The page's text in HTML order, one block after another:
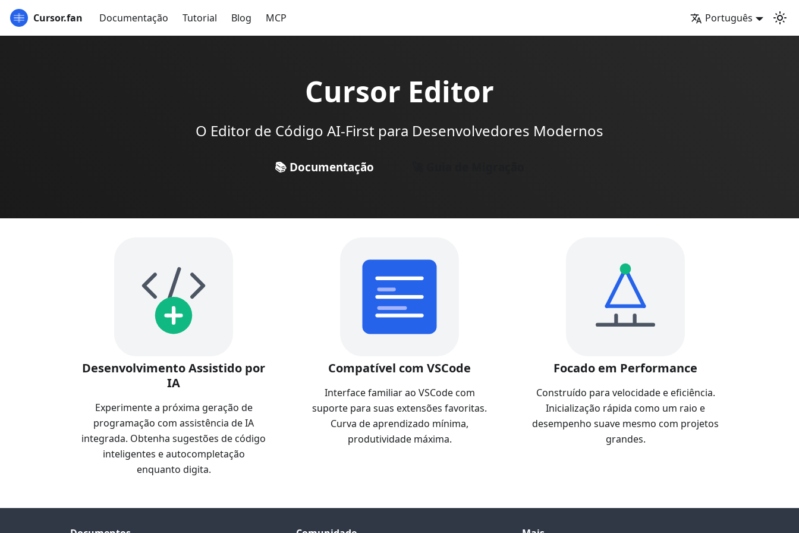
Cursor.fan Documentação Tutorial Blog MCP Português
Cursor Editor
O Editor de Código AI-First para Desenvolvedores Modernos
📚 Documentação
Desenvolvimento Assistido por
IA
Experimente a próxima geração de
programação com assistência de IA
integrada. Obtenha sugestões de código
inteligentes e autocompletação
enquanto digita.
Compatível com VSCode
Interface familiar ao VSCode com
suporte para suas extensões favoritas.
Curva de aprendizado mínima,
produtividade máxima.
Focado em Performance
Construído para velocidade e eficiência.
Inicialização rápida como um raio e
desempenho suave mesmo com projetos
grandes.